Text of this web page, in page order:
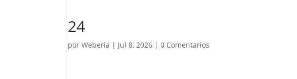
24
porWeberia | Jul 8, 2026 |0 Comentarios